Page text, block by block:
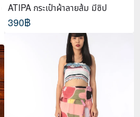
ATIPA กระเป๋าผ้าลายส้ม มีซิป
390฿